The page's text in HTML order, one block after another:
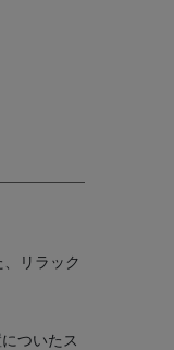
リラック
ついたス